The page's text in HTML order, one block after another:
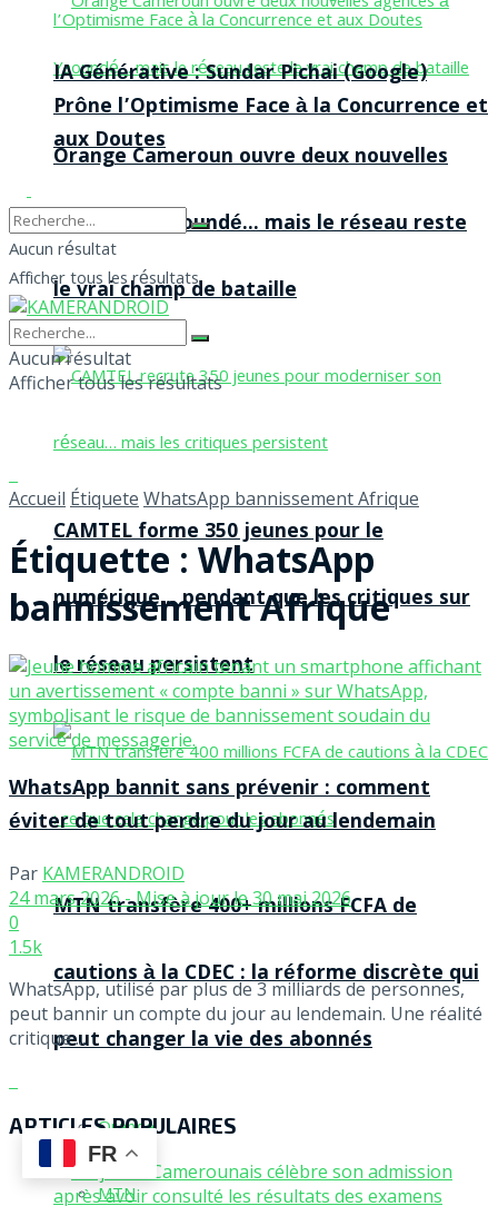
Orange Cameroun ouvre deux nouvelles
agences à Yaoundé… mais le réseau reste
le vrai champ de bataille
CAMTEL forme 350 jeunes pour le
numérique… pendant que les critiques sur
le réseau persistent
MTN transfère 400+ millions FCFA de
cautions à la CDEC : la réforme discrète qui
peut changer la vie des abonnés
Orange
MTN
IA Générative : Sundar Pichai (Google)
Prône l’Optimisme Face à la Concurrence et
aux Doutes
Aucun résultat
Afficher tous les résultats
Aucun résultat
Afficher tous les résultats
Accueil Étiquete WhatsApp bannissement Afrique
Étiquette : WhatsApp
bannissement Afrique
WhatsApp bannit sans prévenir : comment
éviter de tout perdre du jour au lendemain
Par KAMERANDROID
24 mars 2026 - Mise à jour le 30 mai 2026
0
1.5k
WhatsApp, utilisé par plus de 3 milliards de personnes,
peut bannir un compte du jour au lendemain. Une réalité
critique ...
ARTICLES POPULAIRES
FR